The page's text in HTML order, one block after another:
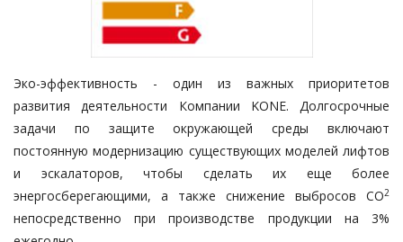
Эко-эффективность - один из важных приоритетов
развития деятельности Компании KONE. Долгосрочные
задачи по защите окружающей среды включают
постоянную модернизацию существующих моделей лифтов
и эскалаторов, чтобы сделать их еще более
энергосберегающими, а также снижение выбросов СО2
непосредственно при производстве продукции на 3%